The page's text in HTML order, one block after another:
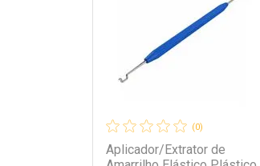
(0)
Aplicador/Extrator de